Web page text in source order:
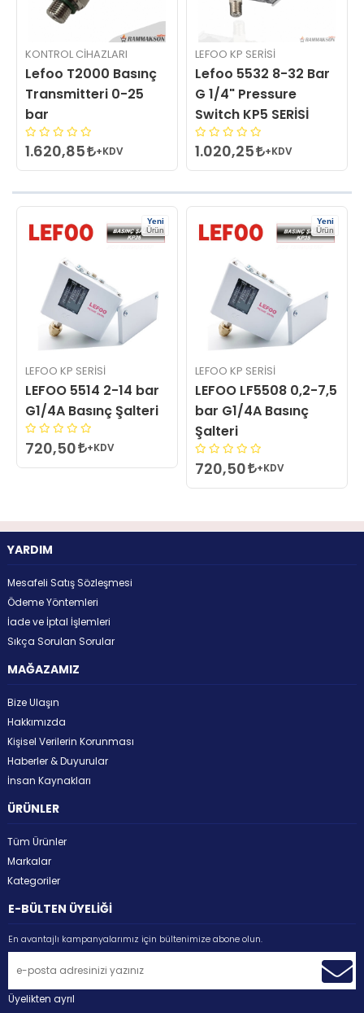
KONTROL CIHAZLARI
Lefoo T2000 Basınç
Transmitteri 0-25
bar
1.620,85 +KDV
LEFOO KP SERISI
Lefoo 5532 8-32 Bar
G 1/4" Pressure
Switch KP5 SERİSİ
1.020,25 +KDV
Yeni
Ürün
LEFOO KP SERISI
LEFOO 5514 2-14 bar
G1/4A Basınç Şalteri
720,50 +KDV
Yeni
Ürün
LEFOO KP SERISI
LEFOO LF5508 0,2-7,5
bar G1/4A Basınç
Şalteri
720,50 +KDV
YARDIM
Mesafeli Satış Sözleşmesi
Ödeme Yöntemleri
İade ve İptal İşlemleri
Sıkça Sorulan Sorular
MAĞAZAMIZ
Bize Ulaşın
Hakkımızda
Kişisel Verilerin Korunması
Haberler & Duyurular
İnsan Kaynakları
ÜRÜNLER
Tüm Ürünler
Markalar
Kategoriler
E-BÜLTEN ÜYELİĞİ
En avantajlı kampanyalarımız için bültenimize abone olun.
Üyelikten ayrıl